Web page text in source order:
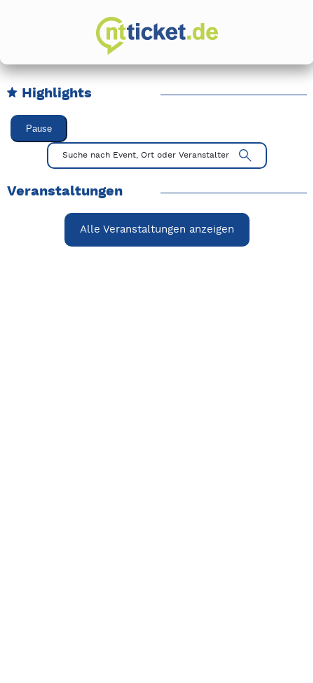
Highlights
Karussell Veranstaltungen überspringen
Pause
Mit Tab zu den Steuerelementen wechseln. Mit Pfeiltasten
Suche nach Event, Ort oder Veranstalter
Veranstaltungen
Alle Veranstaltungen anzeigen